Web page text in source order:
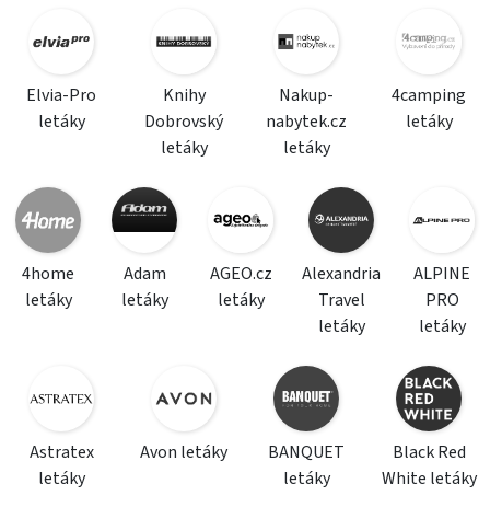
Elvia-Pro
letáky
Knihy
Dobrovský
letáky
Nakup-
nabytek.cz
letáky
4camping
letáky
4home
letáky
Adam
letáky
AGEO.cz
letáky
Alexandria
Travel
letáky
ALPINE
PRO
letáky
Astratex
letáky
Avon letáky
BANQUET
letáky
Black Red
White letáky